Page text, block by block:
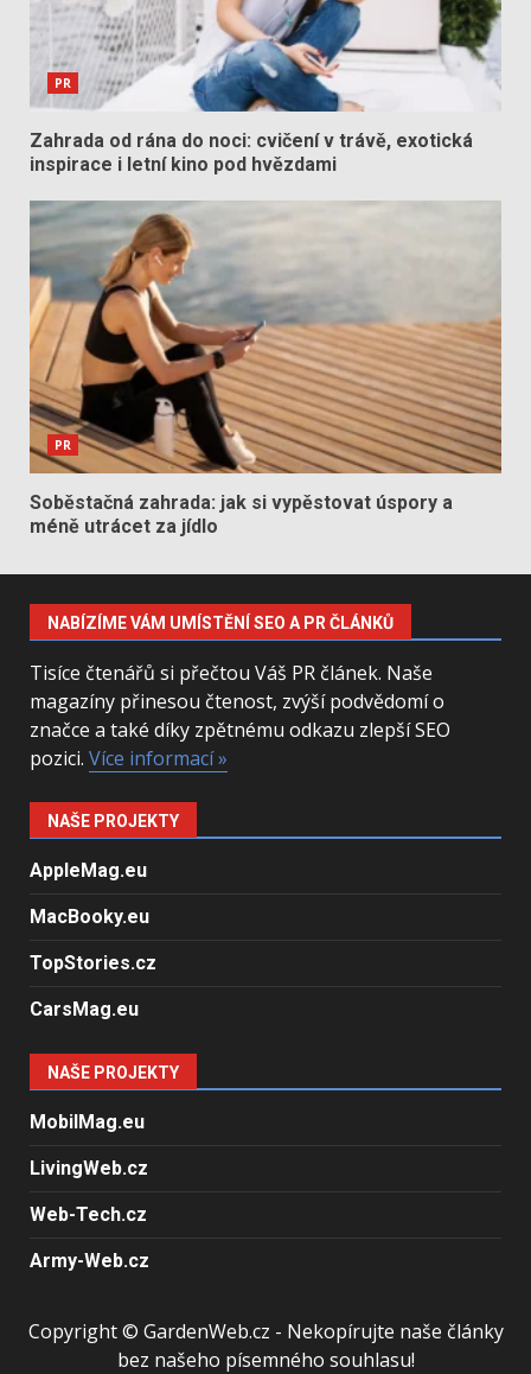
PR
Zahrada od rána do noci: cvičení v trávě, exotická
inspirace i letní kino pod hvězdami
PR
Soběstačná zahrada: jak si vypěstovat úspory a
méně utrácet za jídlo
NABÍZÍME VÁM UMÍSTĚNÍ SEO A PR ČLÁNKŮ
Tisíce čtenářů si přečtou Váš PR článek. Naše
magazíny přinesou čtenost, zvýší podvědomí o
značce a také díky zpětnému odkazu zlepší SEO
pozici. Více informací »
NAŠE PROJEKTY
AppleMag.eu
MacBooky.eu
TopStories.cz
CarsMag.eu
NAŠE PROJEKTY
MobilMag.eu
LivingWeb.cz
Web-Tech.cz
Army-Web.cz
Copyright © GardenWeb.cz - Nekopírujte naše články
bez našeho písemného souhlasu!